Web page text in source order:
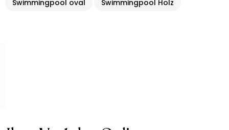
Swimmingpool oval Swimmingpool Holz